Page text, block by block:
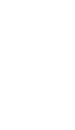
verantwoord